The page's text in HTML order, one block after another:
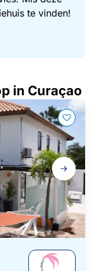
te vinden!
in Curaçao